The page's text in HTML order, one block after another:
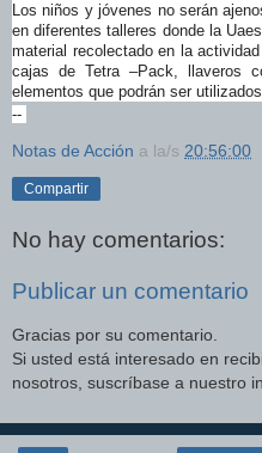
Los niños y jóvenes no serán
en diferentes talleres donde la
material recolectado en la
cajas de Tetra –Pack, llaveros
elementos que podrán ser
--
Notas de Acción a la/s 20:56:00
Compartir
No hay comentarios:
Publicar un comentario
Gracias por su comentario.
Si usted está interesado en
nosotros, suscríbase a nuestro